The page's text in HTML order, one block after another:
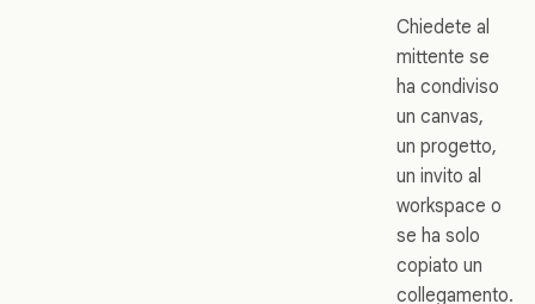
Chiedete al
mittente se
ha condiviso
un canvas,
un progetto,
un invito al
workspace o
se ha solo
copiato un
collegamento.